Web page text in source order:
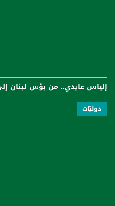
إلياس عايدي.. من بؤس لبنان
دوليّات